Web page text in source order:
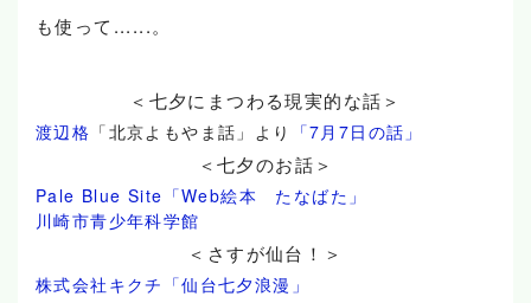
も使って......。
＜七夕にまつわる現実的な話＞
渡辺格 「北京よもやま話」より 「7月7日の話」
＜七夕のお話＞
Pale Blue Site「Web絵本 たなばた」
川崎市青少年科学館
＜さすが仙台！＞
株式会社キクチ「仙台七夕浪漫」